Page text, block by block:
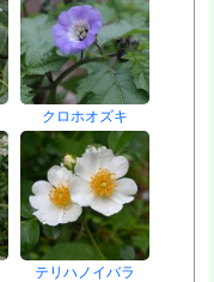
クロホオズキ
テリハノイバラ